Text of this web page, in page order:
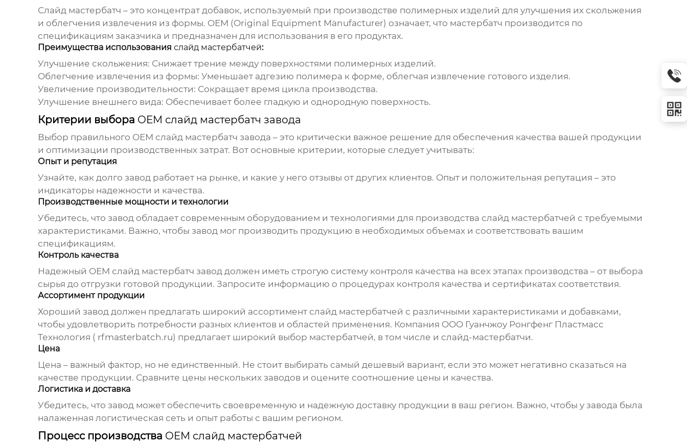
Слайд мастербатч – это концентрат добавок, используемый при производстве полимерных изделий для улучшения их скольжения
и облегчения извлечения из формы. OEM (Original Equipment Manufacturer) означает, что мастербатч производится по
спецификациям заказчика и предназначен для использования в его продуктах.
Преимущества использования слайд мастербатчей:
Улучшение скольжения: Снижает трение между поверхностями полимерных изделий.
Облегчение извлечения из формы: Уменьшает адгезию полимера к форме, облегчая извлечение готового изделия.
Увеличение производительности: Сокращает время цикла производства.
Улучшение внешнего вида: Обеспечивает более гладкую и однородную поверхность.
Критерии выбора OEM слайд мастербатч завода
Выбор правильного OEM слайд мастербатч завода – это критически важное решение для обеспечения качества вашей продукции
и оптимизации производственных затрат. Вот основные критерии, которые следует учитывать:
Опыт и репутация
Узнайте, как долго завод работает на рынке, и какие у него отзывы от других клиентов. Опыт и положительная репутация – это
индикаторы надежности и качества.
Производственные мощности и технологии
Убедитесь, что завод обладает современным оборудованием и технологиями для производства слайд мастербатчей с требуемыми
характеристиками. Важно, чтобы завод мог производить продукцию в необходимых объемах и соответствовать вашим
спецификациям.
Контроль качества
Надежный OEM слайд мастербатч заводдолжен иметь строгую систему контроля качества на всех этапах производства – от выбора
сырья до отгрузки готовой продукции. Запросите информацию о процедурах контроля качества и сертификатах соответствия.
Ассортимент продукции
Хороший завод должен предлагать широкий ассортимент слайд мастербатчей с различными характеристиками и добавками,
чтобы удовлетворить потребности разных клиентов и областей применения. Компания ООО Гуанчжоу Ронгфенг Пластмасс
Технология ( rfmasterbatch.ru) предлагает широкий выбор мастербатчей, в том числе и слайд-мастербатчи.
Цена
Цена – важный фактор, но не единственный. Не стоит выбирать самый дешевый вариант, если это может негативно сказаться на
качестве продукции. Сравните цены нескольких заводов и оцените соотношение цены и качества.
Логистика и доставка
Убедитесь, что завод может обеспечить своевременную и надежную доставку продукции в ваш регион. Важно, чтобы у завода была
налаженная логистическая сеть и опыт работы с вашим регионом.
Процесс производства OEM слайд мастербатчей